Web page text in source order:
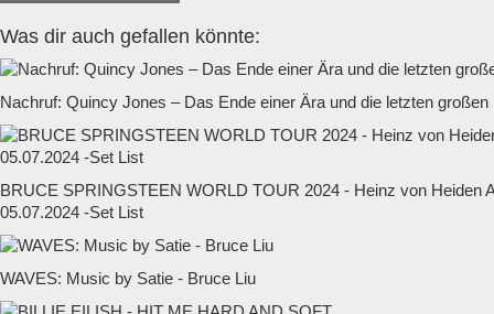
Was dir auch gefallen könnte:
Nachruf: Quincy Jones – Das Ende einer Ära und die letzten großen
BRUCE SPRINGSTEEN WORLD TOUR 2024 - Heinz von Heiden
05.07.2024 -Set List
WAVES: Music by Satie - Bruce Liu